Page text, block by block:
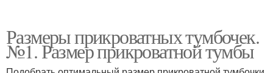
Размеры прикроватных тумбочек.
№1. Размер прикроватной тумбы